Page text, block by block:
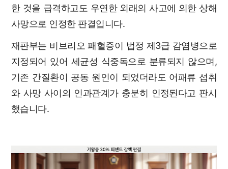
한 것을 급격하고도 우연한 외래의 사고에 의한 상해
사망으로 인정한 판결입니다.
재판부는 비브리오 패혈증이 법정 제3급 감염병으로
지정되어 있어 세균성 식중독으로 분류되지 않으며,
기존 간질환이 공동 원인이 되었더라도 어패류 섭취
와 사망 사이의 인과관계가 충분히 인정된다고 판시
했습니다.